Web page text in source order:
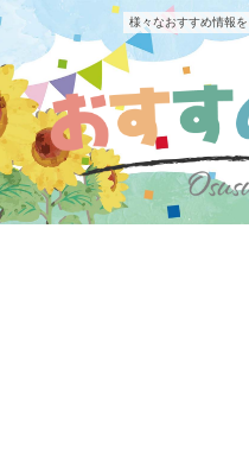
様々なおすすめ情報